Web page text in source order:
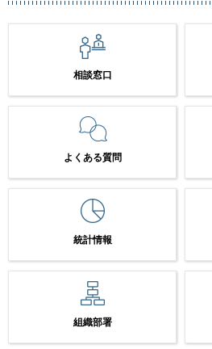
相談窓口
よくある質問
統計情報
組織部署